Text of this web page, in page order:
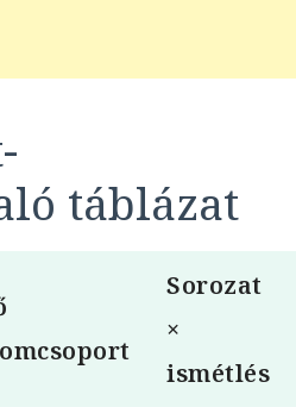
táblázat
Sorozat
×
ismétlés